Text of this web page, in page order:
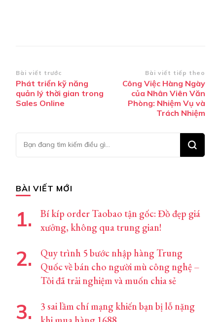
Điều
hướng
bài
Bài viết trước
Phát triển kỹ năng
quản lý thời gian trong
Sales Online
Bài viết tiếp theo
Công Việc Hàng Ngày
của Nhân Viên Văn
Phòng: Nhiệm Vụ và
Trách Nhiệm
Bạn
muốn
BÀI VIẾT MỚI
Bí kíp order Taobao tận gốc: Đồ đẹp giá
xưởng, không qua trung gian!
Quy trình 5 bước nhập hàng Trung
Quốc về bán cho người mù công nghệ –
Tôi đã trải nghiệm và muốn chia sẻ
3 sai lầm chí mạng khiến bạn bị lỗ nặng